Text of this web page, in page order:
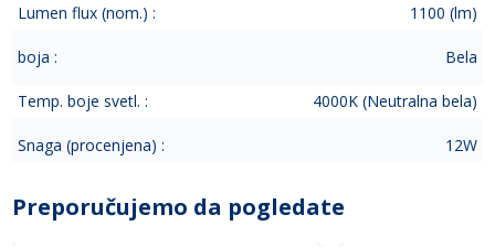
Lumen flux (nom.) : 1100 (lm)
boja : Bela
Temp. boje svetl. : 4000K (Neutralna bela)
Snaga (procenjena) : 12W
Preporučujemo da pogledate